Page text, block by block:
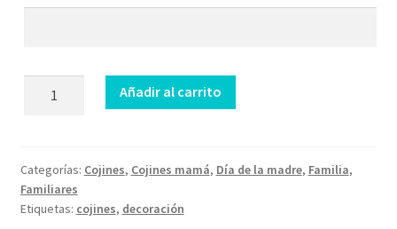
Cojín
Imagínate
cantidad
Añadir al carrito
Categorías: Cojines, Cojines mamá, Día de la madre, Familia,
Familiares
Etiquetas: cojines, decoración